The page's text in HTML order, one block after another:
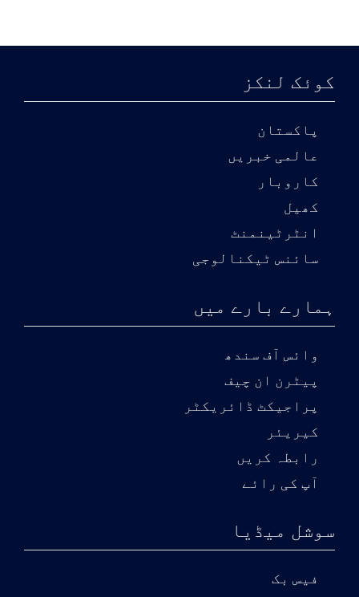
کوئک لنکز
پاکستان
عالمی خبریں
کاروبار
کھیل
انٹرٹینمنٹ
سائنس ٹیکنالوجی
ہمارے بارے میں
وائس آف سندھ
پیٹرن ان چیف
پراجیکٹ ڈائریکٹر
کیریئر
رابطہ کریں
آپ کی رائے
سوشل میڈیا
فیس بک